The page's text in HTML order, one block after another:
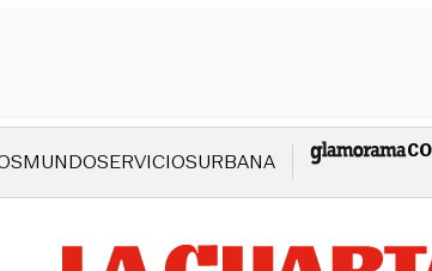
MUNDOSERVICIOSURBANA